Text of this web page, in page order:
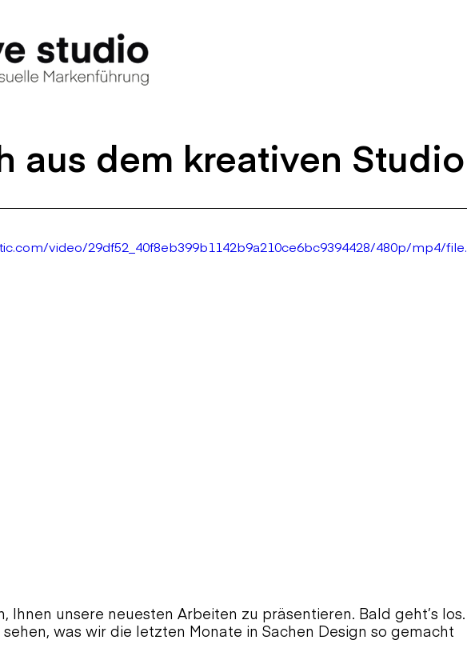
aus dem kreativen Studio
video/29df52_40f8eb399b1142b9a210ce6bc9394428/480p/mp4/file.
Ihnen unsere neuesten Arbeiten zu präsentieren. Bald geht’s los.
sehen, was wir die letzten Monate in Sachen Design so gemacht